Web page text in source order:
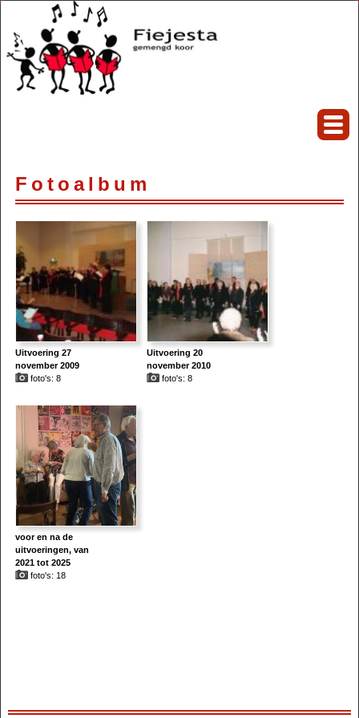
Fotoalbum
Uitvoering 27
november 2009
foto's: 8
Uitvoering 20
november 2010
foto's: 8
voor en na de
uitvoeringen, van
2021 tot 2025
foto's: 18